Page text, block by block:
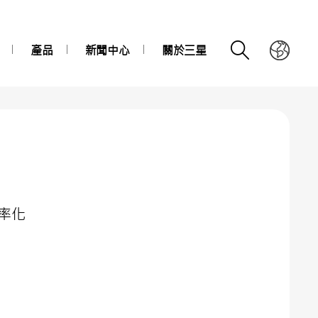
產品 新聞中心 關於三星
化